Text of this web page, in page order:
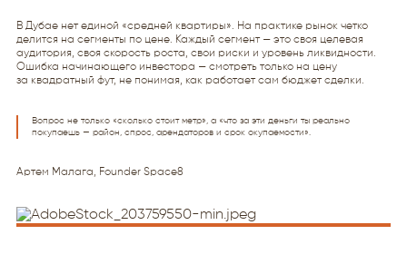
В Дубае нет единой «средней квартиры». На практике рынок четко
делится на сегменты по цене. Каждый сегмент — это своя целевая
аудитория, своя скорость роста, свои риски и уровень ликвидности.
Ошибка начинающего инвестора — смотреть только на цену
за квадратный фут, не понимая, как работает сам бюджет сделки.
Вопрос не только «сколько стоит метр», а «что за эти деньги ты реально
покупаешь — район, спрос, арендаторов и срок окупаемости».
Артем Малага, Founder Space8